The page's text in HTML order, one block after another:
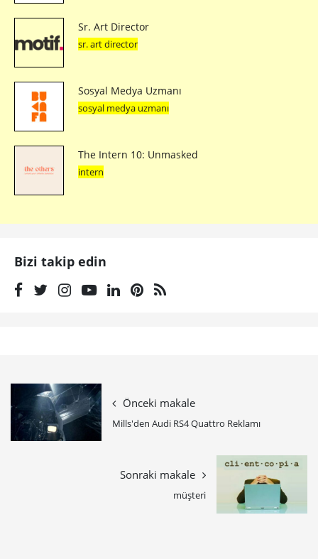
Sr. Art Director
sr. art director
Sosyal Medya Uzmanı
sosyal medya uzmanı
The Intern 10: Unmasked
intern
Bizi takip edin
Önceki makale
Mills'den Audi RS4 Quattro Reklamı
Sonraki makale
müşteri